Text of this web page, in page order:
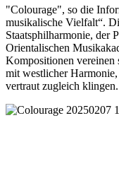
"Colourage", so die
musikalische Vielfalt“.
Staatsphilharmonie, der
Orientalischen
Kompositionen
mit westlicher
vertraut zugleich klingen.